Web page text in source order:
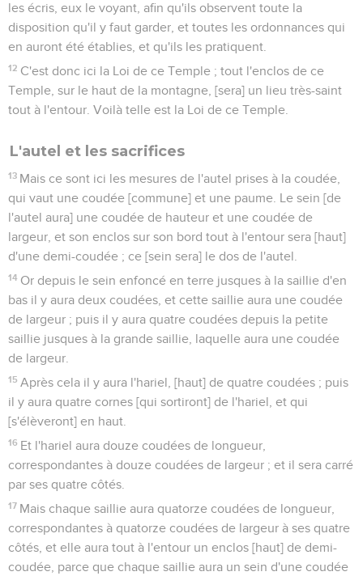
les écris, eux le voyant, afin qu'ils observent toute la
disposition qu'il y faut garder, et toutes les ordonnances qui
en auront été établies, et qu'ils les pratiquent.
12 C'est donc ici la Loi de ce Temple ; tout l'enclos de ce
Temple, sur le haut de la montagne, [sera] un lieu très-saint
tout à l'entour. Voilà telle est la Loi de ce Temple.
L'autel et les sacrifices
13 Mais ce sont ici les mesures de l'autel prises à la coudée,
qui vaut une coudée [commune] et une paume. Le sein [de
l'autel aura] une coudée de hauteur et une coudée de
largeur, et son enclos sur son bord tout à l'entour sera [haut]
d'une demi-coudée ; ce [sein sera] le dos de l'autel.
14 Or depuis le sein enfoncé en terre jusques à la saillie d'en
bas il y aura deux coudées, et cette saillie aura une coudée
de largeur ; puis il y aura quatre coudées depuis la petite
saillie jusques à la grande saillie, laquelle aura une coudée
de largeur.
15 Après cela il y aura l'hariel, [haut] de quatre coudées ; puis
il y aura quatre cornes [qui sortiront] de l'hariel, et qui
[s'élèveront] en haut.
16 Et l'hariel aura douze coudées de longueur,
correspondantes à douze coudées de largeur ; et il sera carré
par ses quatre côtés.
17 Mais chaque saillie aura quatorze coudées de longueur,
correspondantes à quatorze coudées de largeur à ses quatre
côtés, et elle aura tout à l'entour un enclos [haut] de demi-
coudée, parce que chaque saillie aura un sein d'une coudée